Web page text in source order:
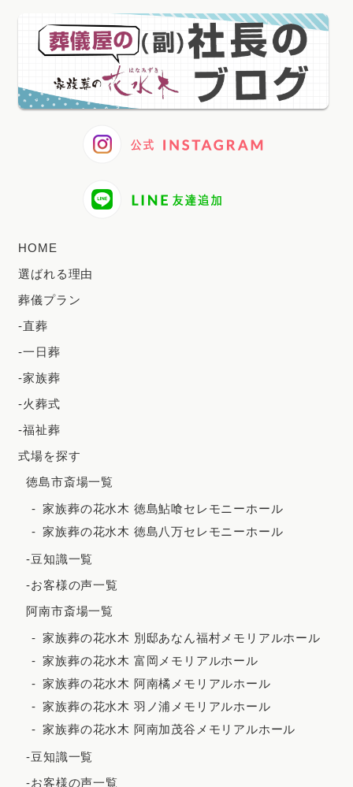
2025年2月
2025年1月
2024年12月
2024年11月
2024年6月
2024年5月
2024年4月
2024年3月
2023年10月
2023年9月
2023年8月
2023年7月
2023年6月
2023年5月
2023年4月
2023年3月
2023年2月
2023年1月
2022年12月
2022年11月
HOME
選ばれる理由
葬儀プラン
-直葬
-一日葬
-家族葬
-火葬式
-福祉葬
式場を探す
徳島市斎場一覧
家族葬の花水木 徳島鮎喰セレモニーホール
家族葬の花水木 徳島八万セレモニーホール
-豆知識一覧
-お客様の声一覧
阿南市斎場一覧
家族葬の花水木 別邸あなん福村メモリアルホール
家族葬の花水木 富岡メモリアルホール
家族葬の花水木 阿南橘メモリアルホール
家族葬の花水木 羽ノ浦メモリアルホール
家族葬の花水木 阿南加茂谷メモリアルホール
-豆知識一覧
-お客様の声一覧